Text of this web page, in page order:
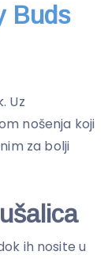
Buds
Uz
nošenja koji
za bolji
ih nosite u